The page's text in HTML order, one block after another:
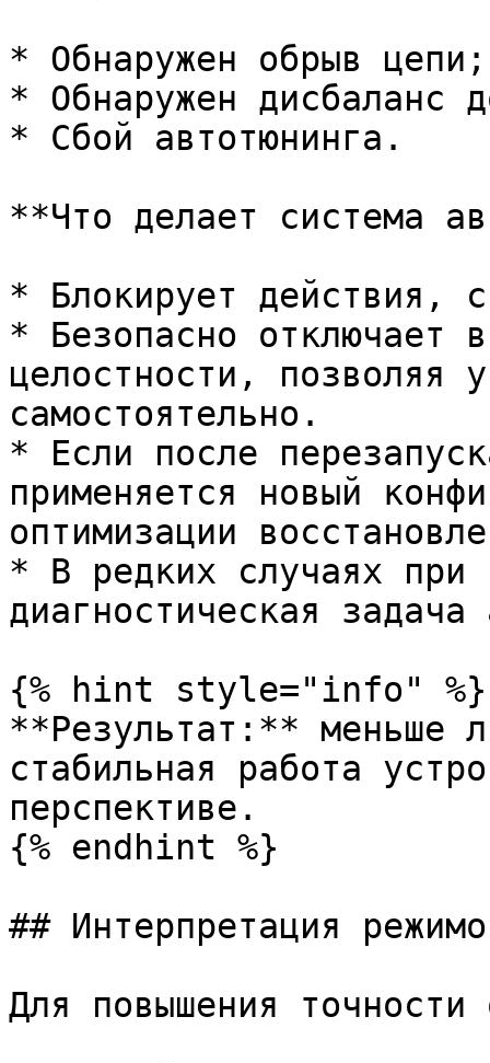
* Обнаружен обрыв цепи;
* Обнаружен дисбаланс
* Сбой автотюнинга.
**Что делает система
* Блокирует действия,
* Безопасно отключает
целостности, позволяя
самостоятельно.
* Если после
применяется новый
оптимизации
* В редких случаях при
диагностическая задача
{% hint style="info" %}
**Результат:** меньше
стабильная работа
перспективе.
{% endhint %}
## Интерпретация
Для повышения точности